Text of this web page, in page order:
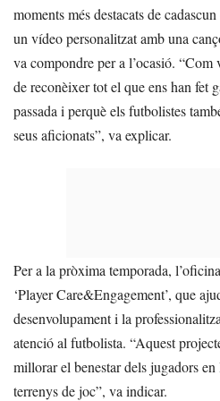
moments més destacats de
un vídeo personalitzat amb una
va compondre per a l’ocasió.
de reconèixer tot el que ens han fet
passada i perquè els futbolistes
seus aficionats”, va explicar.
Per a la pròxima temporada,
‘Player Care&Engagement’, que
desenvolupament i la
atenció al futbolista. “Aquest
millorar el benestar dels jugadors
terrenys de joc”, va indicar.